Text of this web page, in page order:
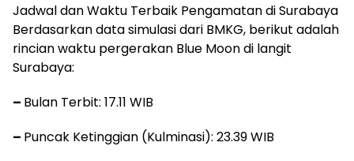
Jadwal dan Waktu Terbaik Pengamatan di Surabaya
Berdasarkan data simulasi dari BMKG, berikut adalah
rincian waktu pergerakan Blue Moon di langit
Surabaya:
– Bulan Terbit: 17.11 WIB
– Puncak Ketinggian (Kulminasi): 23.39 WIB